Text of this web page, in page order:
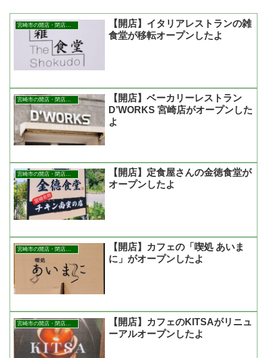
【開店】イタリアレストランの雑
食堂が移転オープンしたよ
【開店】ベーカリーレストラン
D’WORKS 宮崎店がオープンした
よ
宮崎市の開店・閉店まとめ
【開店】定食屋さんの金徳食堂が
オープンしたよ
【開店】カフェの「喫処 あいま
に」がオープンしたよ
【開店】カフェのKITSAがリニュ
ーアルオープンしたよ